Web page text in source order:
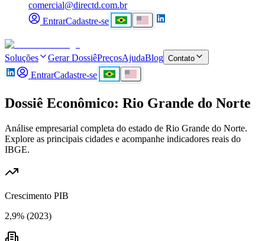
comercial@directd.com.br
EntrarCadastre-se
Soluções Gerar DossiêPreçosAjudaBlog Contato
EntrarCadastre-se
Dossiê Econômico: Rio Grande do Norte
Análise empresarial completa do estado de Rio Grande do Norte.
Explore as principais cidades e acompanhe indicadores reais do
IBGE.
Crescimento PIB
2,9% (2023)